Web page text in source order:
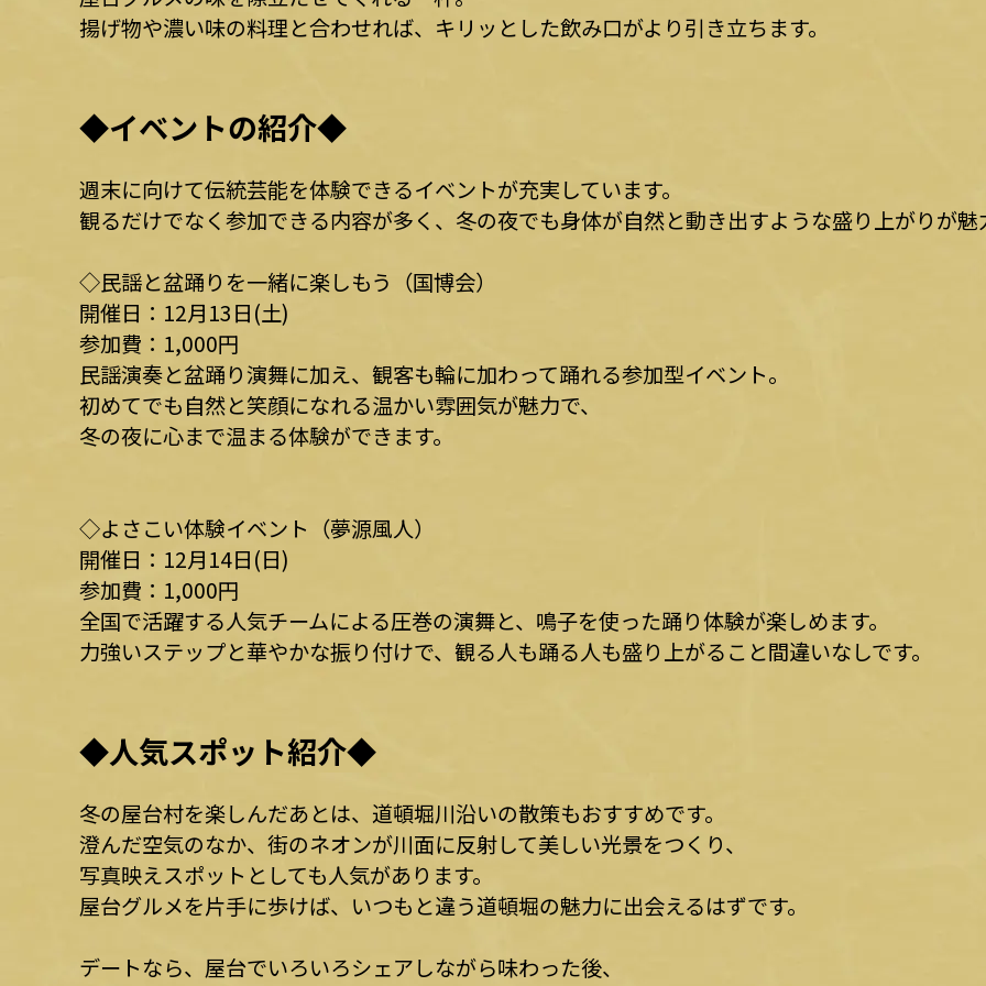
揚げ物や濃い味の料理と合わせれば、キリッとした飲み口がより引き立ちます。
◆イベントの紹介◆
週末に向けて伝統芸能を体験できるイベントが充実しています。
観るだけでなく参加できる内容が多く、冬の夜でも身体が自然と動き出すような盛り上がりが魅
◇民謡と盆踊りを一緒に楽しもう（国博会）
開催日：12月13日(土)
参加費：1,000円
民謡演奏と盆踊り演舞に加え、観客も輪に加わって踊れる参加型イベント。
初めてでも自然と笑顔になれる温かい雰囲気が魅力で、
冬の夜に心まで温まる体験ができます。
◇よさこい体験イベント（夢源風人）
開催日：12月14日(日)
参加費：1,000円
全国で活躍する人気チームによる圧巻の演舞と、鳴子を使った踊り体験が楽しめます。
力強いステップと華やかな振り付けで、観る人も踊る人も盛り上がること間違いなしです。
◆人気スポット紹介◆
冬の屋台村を楽しんだあとは、道頓堀川沿いの散策もおすすめです。
澄んだ空気のなか、街のネオンが川面に反射して美しい光景をつくり、
写真映えスポットとしても人気があります。
屋台グルメを片手に歩けば、いつもと違う道頓堀の魅力に出会えるはずです。
デートなら、屋台でいろいろシェアしながら味わった後、